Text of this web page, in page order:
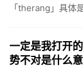
「therang」具体
一定是我打开
势不对是什么